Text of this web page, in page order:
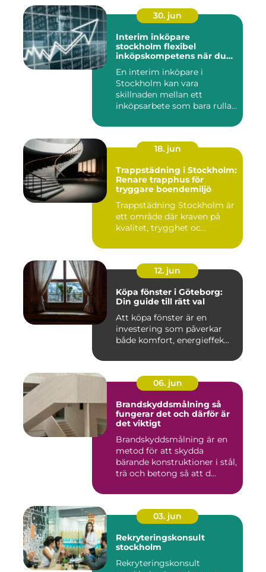
30. jun
Interim inköpare
stockholm flexibel
inköpskompetens när du
En interim inköpare i
Stockholm kan vara
skillnaden mellan ett
inköpsarbete som bara rullar
18. jun
Trappstädning i Stockholm:
Renare trapphus för
tryggare boendemiljö
Trappstädning Stockholm är
ett område där kraven på
kvalitet, trygghet oc...
12. jun
Köpa fönster i Göteborg:
Din guide till rätt val
Att köpa fönster är en
investering som påverkar
både komfort, energieffek...
06. jun
Brandskyddsmålning så
fungerar det och därför är
det viktigt
Brandskyddsmålning är en
metod för att skydda
bärande konstruktioner i stål,
trä och betong så att d...
03. jun
Rekryteringskonsult
stockholm
Rekryteringskonsult